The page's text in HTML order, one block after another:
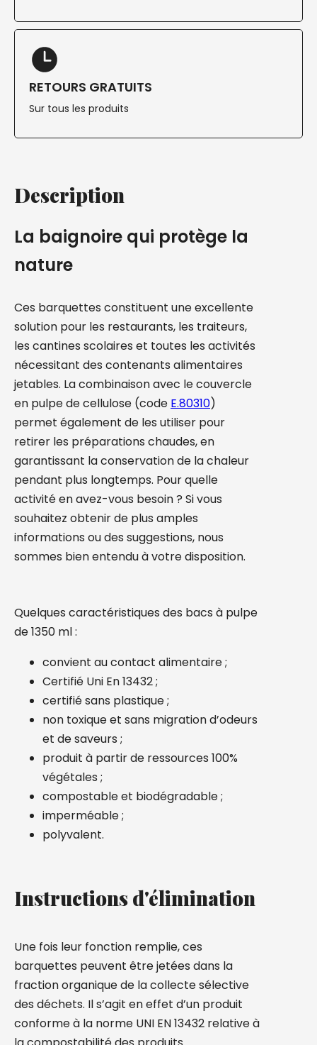
RETOURS GRATUITS
Sur tous les produits
Description
La baignoire qui protège la
nature
Ces barquettes constituent une excellente
solution pour les restaurants, les traiteurs,
les cantines scolaires et toutes les activités
nécessitant des contenants alimentaires
jetables. La combinaison avec le couvercle
en pulpe de cellulose (code E.80310)
permet également de les utiliser pour
retirer les préparations chaudes, en
garantissant la conservation de la chaleur
pendant plus longtemps. Pour quelle
activité en avez-vous besoin ? Si vous
souhaitez obtenir de plus amples
informations ou des suggestions, nous
sommes bien entendu à votre disposition.
Quelques caractéristiques des bacs à pulpe
de 1350 ml :
convient au contact alimentaire ;
Certifié Uni En 13432 ;
certifié sans plastique ;
non toxique et sans migration d’odeurs
et de saveurs ;
produit à partir de ressources 100%
végétales ;
compostable et biodégradable ;
imperméable ;
polyvalent.
Instructions d'élimination
Une fois leur fonction remplie, ces
barquettes peuvent être jetées dans la
fraction organique de la collecte sélective
des déchets. Il s’agit en effet d’un produit
conforme à la norme UNI EN 13432 relative à